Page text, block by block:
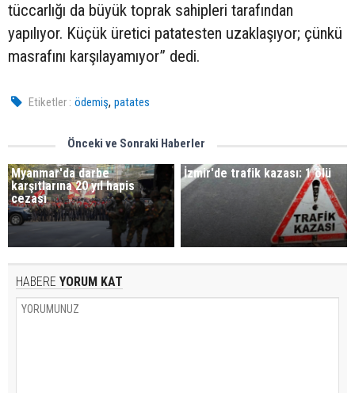
tüccarlığı da büyük toprak sahipleri tarafından
yapılıyor. Küçük üretici patatesten uzaklaşıyor; çünkü
masrafını karşılayamıyor” dedi.
Etiketler : ödemiş,patates
Önceki ve Sonraki Haberler
Myanmar'da darbe
karşıtlarına 20 yıl hapis
cezası
İzmir'de trafik kazası: 1 ölü
HABERE YORUM KAT